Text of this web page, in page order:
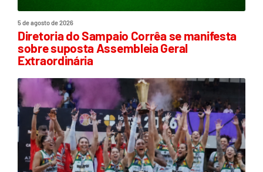
5 de agosto de 2026
Diretoria do Sampaio Corrêa se manifesta
sobre suposta Assembleia Geral
Extraordinária